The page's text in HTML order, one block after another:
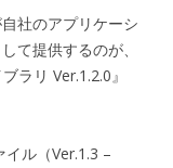
社のアプリケーシ
て提供するのが、
ラリ Ver.1.2.0』
ル（Ver.1.3 –